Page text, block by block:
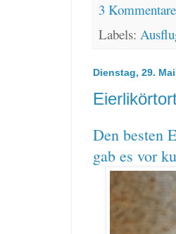
3
Labels:
Dienstag, 29.
Den besten
gab es vor